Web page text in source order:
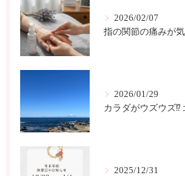
2026/02/07
2026/01/29
2025/12/31